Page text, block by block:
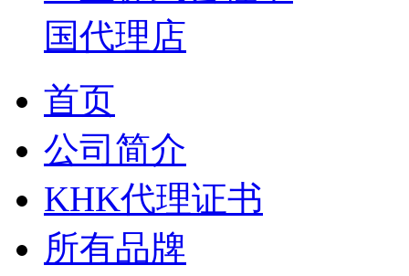
首页
公司简介
KHK代理证书
所有品牌